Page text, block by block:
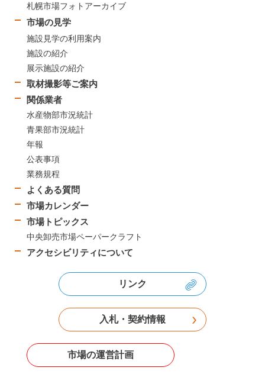
札幌市場フォトアーカイブ
市場の見学
施設見学の利用案内
施設の紹介
展示施設の紹介
取材撮影等ご案内
関係業者
水産物部市況統計
青果部市況統計
年報
公表事項
業務規程
よくある質問
市場カレンダー
市場トピックス
中央卸売市場ペーパークラフト
アクセシビリティについて
リンク
入札・契約情報
市場の運営計画